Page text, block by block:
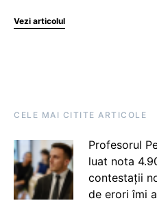
Vezi articolul
CELE MAI CITITE ARTICOLE
Profesorul
luat nota
contestații
de erori îmi